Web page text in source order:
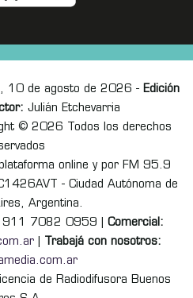
10 de agosto de 2026 - Edición
Julián Etchevarria
© 2026 Todos los derechos
online y por FM 95.9
- Ciudad Autónoma de
Argentina.
911 7082 0959 | Comercial:
Trabajá con nosotros:
de Radiodifusora Buenos